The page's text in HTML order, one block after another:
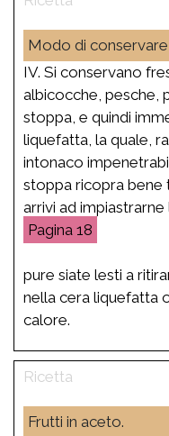
Modo di
IV. Si conservano
albicocche, pesche,
stoppa, e quindi
liquefatta, la quale,
intonaco
stoppa ricopra bene
arrivi ad
18
pure siate lesti a
nella cera liquefatta
calore.
Frutti in aceto.